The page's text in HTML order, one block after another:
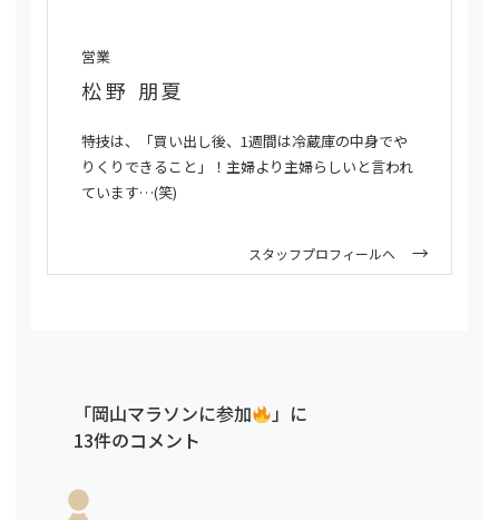
営業
松野 朋夏
特技は、「買い出し後、1週間は冷蔵庫の中身でや
りくりできること」！主婦より主婦らしいと言われ
ています…(笑)
スタッフプロフィールへ
「岡山マラソンに参加
」に
13件のコメント